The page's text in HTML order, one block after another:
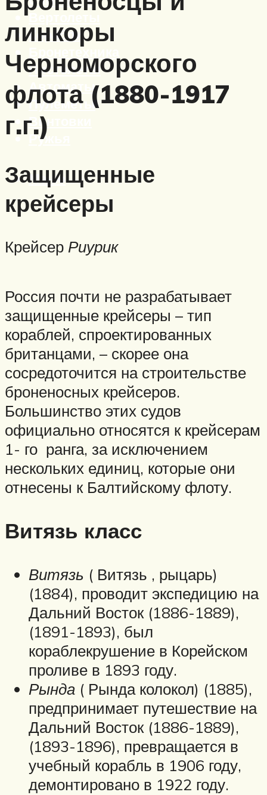
Корабли
Бронетехника
Пистолеты
Автоматы
Пулеметы
Винтовки
Ружья
Меню
линкоры
Черноморского
флота (1880-1917
г.г.)
Защищенные
крейсеры
Крейсер Риурик
Россия почти не разрабатывает
защищенные крейсеры – тип
кораблей, спроектированных
британцами, – скорее она
сосредоточится на строительстве
броненосных крейсеров.
Большинство этих судов
официально относятся к крейсерам
1- го ранга, за исключением
нескольких единиц, которые они
отнесены к Балтийскому флоту.
Витязь класс
Витязь ( Витязь , рыцарь)
(1884), проводит экспедицию на
Дальний Восток (1886-1889),
(1891-1893), был
кораблекрушение в Корейском
проливе в 1893 году.
Рында ( Рында колокол) (1885),
предпринимает путешествие на
Дальний Восток (1886-1889),
(1893-1896), превращается в
учебный корабль в 1906 году,
демонтировано в 1922 году.